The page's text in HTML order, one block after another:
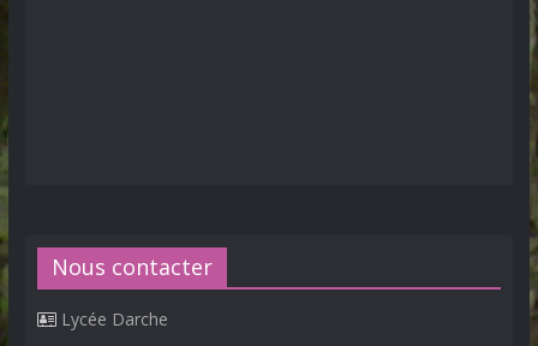
Nous contacter
Lycée Darche